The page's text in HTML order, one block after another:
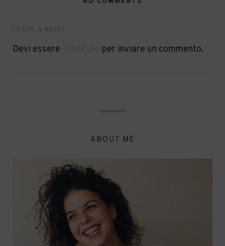
LEAVE A REPLY
Devi essere per inviare un commento.
ABOUT ME